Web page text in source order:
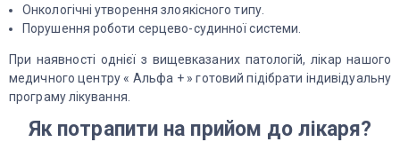
Онкологічні утворення злоякісного типу.
Порушення роботи серцево-судинної системи.
При наявності однієї з вищевказаних патологій, лікар нашого
медичного центру « Альфа + » готовий підібрати індивідуальну
програму лікування.
Як потрапити на прийом до лікаря?